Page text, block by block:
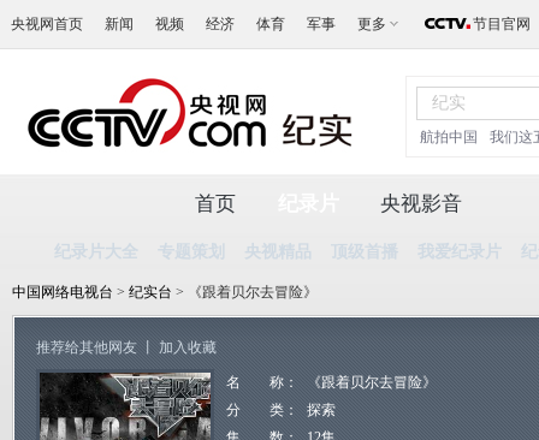
央视网首页 新闻 视频 经济 体育 军事 更多 节目官网
航拍中国 我们这
首页
纪录片大全 专题策划 央视精品 顶级首播 我爱纪录片
央视影音
中国网络电视台 > 纪实台 > 《跟着贝尔去冒险》
推荐给其他网友 加入收藏
名 称：
《跟着贝尔去冒险》
分 类：
探索